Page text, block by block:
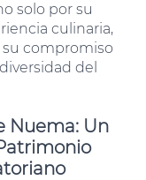
solo por su
culinaria,
compromiso
del
Nuema: Un